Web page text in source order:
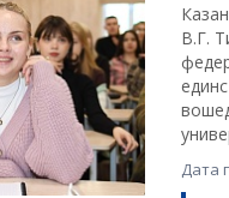
В.Г.
Дата